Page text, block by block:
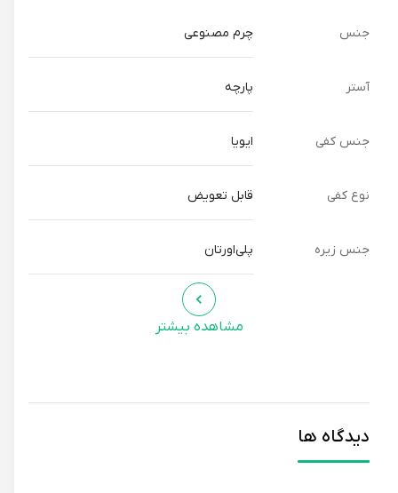
جنس چرم مصنوعی
آستر پارچه
جنس کفی
نوع کفی قابل تعویض
جنس زیره پلی‌اورتان
مشاهده بیشتر
دیدگاه ها